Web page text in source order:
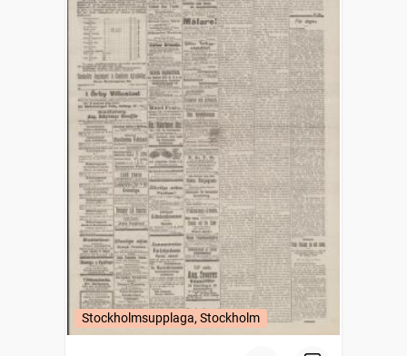
Stockholmsupplaga, Stockholm